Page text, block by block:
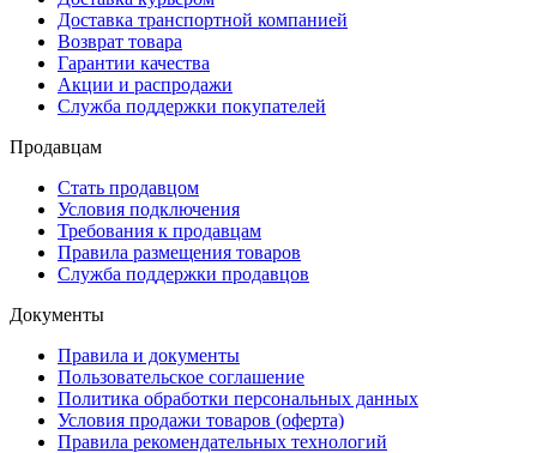
Доставка транспортной компанией
Возврат товара
Гарантии качества
Акции и распродажи
Служба поддержки покупателей
Продавцам
Стать продавцом
Условия подключения
Требования к продавцам
Правила размещения товаров
Служба поддержки продавцов
Документы
Правила и документы
Пользовательское соглашение
Политика обработки персональных данных
Условия продажи товаров (оферта)
Правила рекомендательных технологий